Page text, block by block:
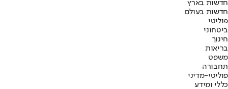
חדשות בארץ
חדשות בעולם
פוליטי
ביטחוני
חינוך
בריאות
משפט
תחבורה
פוליטי-מדיני
כללי ומידע